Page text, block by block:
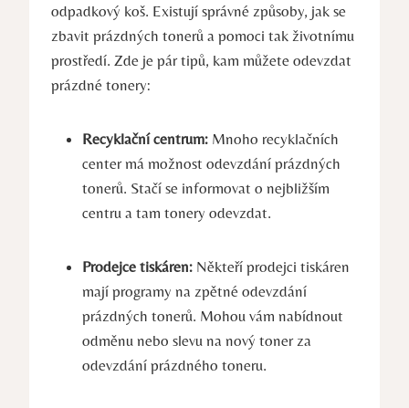
odpadkový koš. Existují správné způsoby, jak se
zbavit prázdných tonerů a pomoci tak životnímu
prostředí. Zde je pár tipů, kam můžete odevzdat
prázdné tonery:
Recyklační centrum: Mnoho recyklačních
center má možnost odevzdání prázdných
tonerů. Stačí se informovat o nejbližším
centru a tam tonery odevzdat.
Prodejce tiskáren: Někteří prodejci tiskáren
mají programy na zpětné odevzdání
prázdných tonerů. Mohou vám nabídnout
odměnu nebo slevu na nový toner za
odevzdání prázdného toneru.